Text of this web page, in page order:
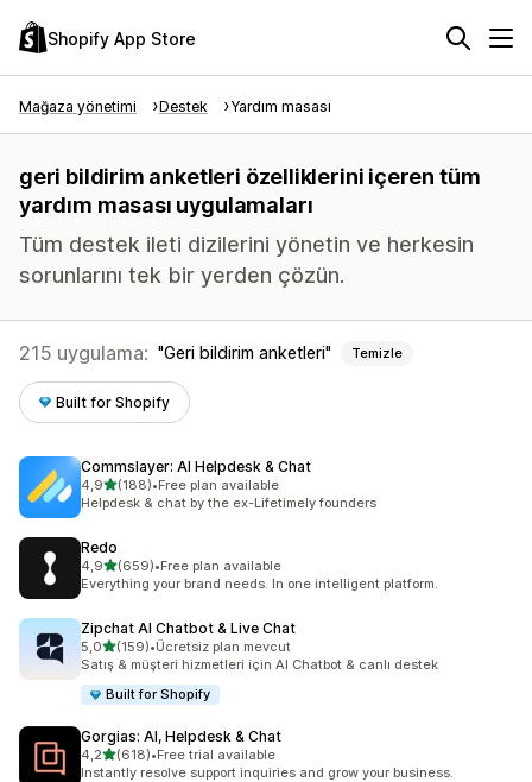
Shopify App Store
Mağaza yönetimi Destek Yardım masası
geri bildirim anketleri özelliklerini içeren tüm
yardım masası uygulamaları
Tüm destek ileti dizilerini yönetin ve herkesin
sorunlarını tek bir yerden çözün.
215 uygulama: Geri bildirim anketleri Temizle
Built for Shopify
Commslayer: AI Helpdesk & Chat
4,95 yıldız üzerinden
(188)
toplam 188 değerlendirme
•Free plan available
Helpdesk & chat by the ex-Lifetimely founders
Redo
4,95 yıldız üzerinden
(659)
toplam 659 değerlendirme
•Free plan available
Everything your brand needs. In one intelligent platform.
Zipchat AI Chatbot & Live Chat
5,05 yıldız üzerinden
(159)
toplam 159 değerlendirme
•Ücretsiz plan mevcut
Satış & müşteri hizmetleri için AI Chatbot & canlı destek
Built for Shopify
Gorgias: AI, Helpdesk & Chat
4,25 yıldız üzerinden
(618)
toplam 618 değerlendirme
•Free trial available
Instantly resolve support inquiries and grow your business.